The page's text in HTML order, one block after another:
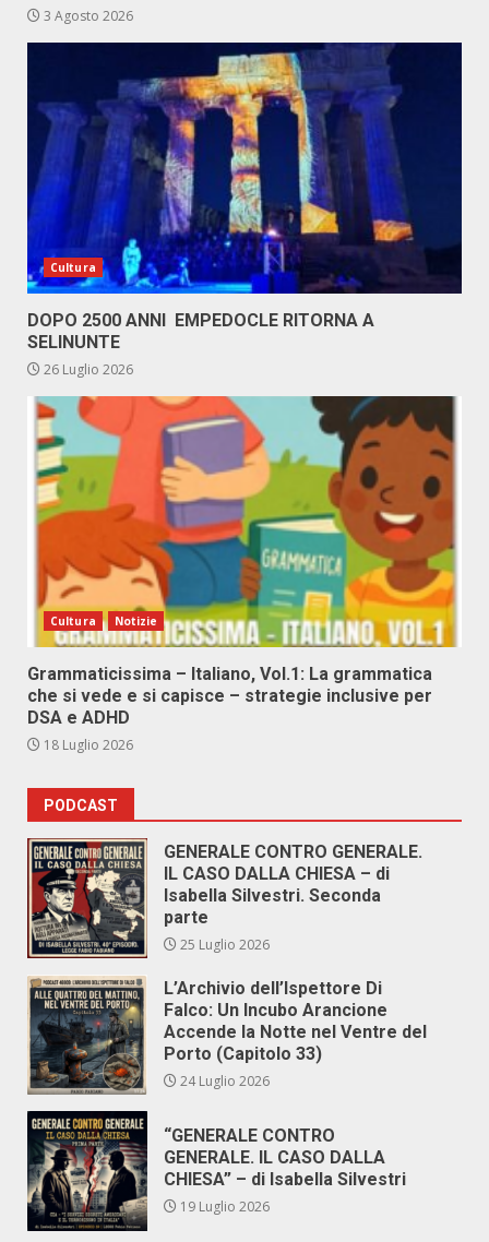
3 Agosto 2026
Cultura
DOPO 2500 ANNI EMPEDOCLE RITORNA A
SELINUNTE
26 Luglio 2026
Cultura Notizie
Grammaticissima – Italiano, Vol.1: La grammatica
che si vede e si capisce – strategie inclusive per
DSA e ADHD
18 Luglio 2026
PODCAST
GENERALE CONTRO GENERALE.
IL CASO DALLA CHIESA – di
Isabella Silvestri. Seconda
parte
25 Luglio 2026
L’Archivio dell’Ispettore Di
Falco: Un Incubo Arancione
Accende la Notte nel Ventre del
Porto (Capitolo 33)
24 Luglio 2026
“GENERALE CONTRO
GENERALE. IL CASO DALLA
CHIESA” – di Isabella Silvestri
19 Luglio 2026